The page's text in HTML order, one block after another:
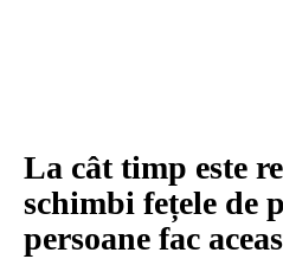
La cât timp este
schimbi fețele de
persoane fac